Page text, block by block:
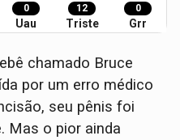
0
Uau
12
Triste
0
Grr
chamado Bruce
por um erro médico
seu pênis foi
Mas o pior ainda